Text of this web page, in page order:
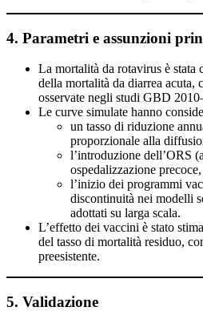
4. Parametri e assunzioni
La mortalità da rotavirus è stata
della mortalità da diarrea acuta,
osservate negli studi GBD
Le curve simulate hanno
un tasso di riduzione
proporzionale alla
l’introduzione dell’ORS
ospedalizzazione precoce,
l’inizio dei programmi
discontinuità nei modelli
adottati su larga scala.
L’effetto dei vaccini è stato
del tasso di mortalità residuo,
preesistente.
5. Validazione